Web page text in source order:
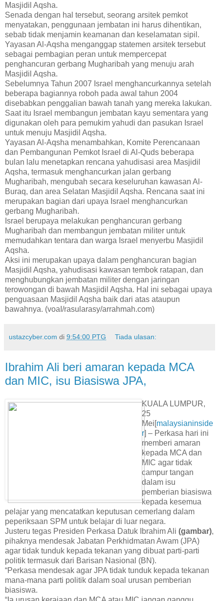
Masjidil Aqsha.
Senada dengan hal tersebut, seorang arsitek pemkot
menyatakan, penggunaan jembatan ini harus dihentikan,
sebab tidak menjamin keamanan dan keselamatan sipil.
Yayasan Al-Aqsha menganggap statemen arsitek tersebut
sebagai pembagian peran untuk mempercepat
penghancuran gerbang Mugharibah yang menuju arah
Masjidil Aqsha.
Sebelumnya Tahun 2007 Israel menghancurkannya setelah
beberapa bagiannya roboh pada awal tahun 2004
disebabkan penggalian bawah tanah yang mereka lakukan.
Saat itu Israel membangun jembatan kayu sementara yang
digunakan oleh para pemukim yahudi dan pasukan Israel
untuk menuju Masjidil Aqsha.
Yayasan Al-Aqsha menambahkan, Komite Perencanaan
dan Pembangunan Pemkot Israel di Al-Quds beberapa
bulan lalu menetapkan rencana yahudisasi area Masjidil
Aqsha, termasuk menghancurkan jalan gerbang
Mugharibah, mengubah secara keseluruhan kawasan Al-
Buraq, dan area Selatan Masjidil Aqsha. Rencana saat ini
merupakan bagian dari upaya Israel menghancurkan
gerbang Mugharibah.
Israel berupaya melakukan penghancuran gerbang
Mugharibah dan membangun jembatan militer untuk
memudahkan tentara dan warga Israel menyerbu Masjidil
Aqsha.
Aksi ini merupakan upaya dalam penghancuran bagian
Masjidil Aqsha, yahudisasi kawasan tembok ratapan, dan
menghubungkan jembatan militer dengan jaringan
terowongan di bawah Masjidil Aqsha. Hal ini sebagai upaya
penguasaan Masjidil Aqsha baik dari atas ataupun
bawahnya. (voaI/rasularasy/arrahmah.com)
ustazcyber.com di 9:54:00 PTG Tiada ulasan:
Ibrahim Ali beri amaran kepada MCA
dan MIC, isu Biasiswa JPA,
KUALA LUMPUR,
25
Mei[malaysianinside
r] – Perkasa hari ini
memberi amaran
kepada MCA dan
MIC agar tidak
campur tangan
dalam isu
pemberian biasiswa
kepada kesemua
pelajar yang mencatatkan keputusan cemerlang dalam
peperiksaan SPM untuk belajar di luar negara.
Justeru tegas Presiden Perkasa Datuk Ibrahim Ali (gambar),
pihaknya mendesak Jabatan Perkhidmatan Awam (JPA)
agar tidak tunduk kepada tekanan yang dibuat parti-parti
politik termasuk dari Barisan Nasional (BN).
“Perkasa mendesak agar JPA tidak tunduk kepada tekanan
mana-mana parti politik dalam soal urusan pemberian
biasiswa.